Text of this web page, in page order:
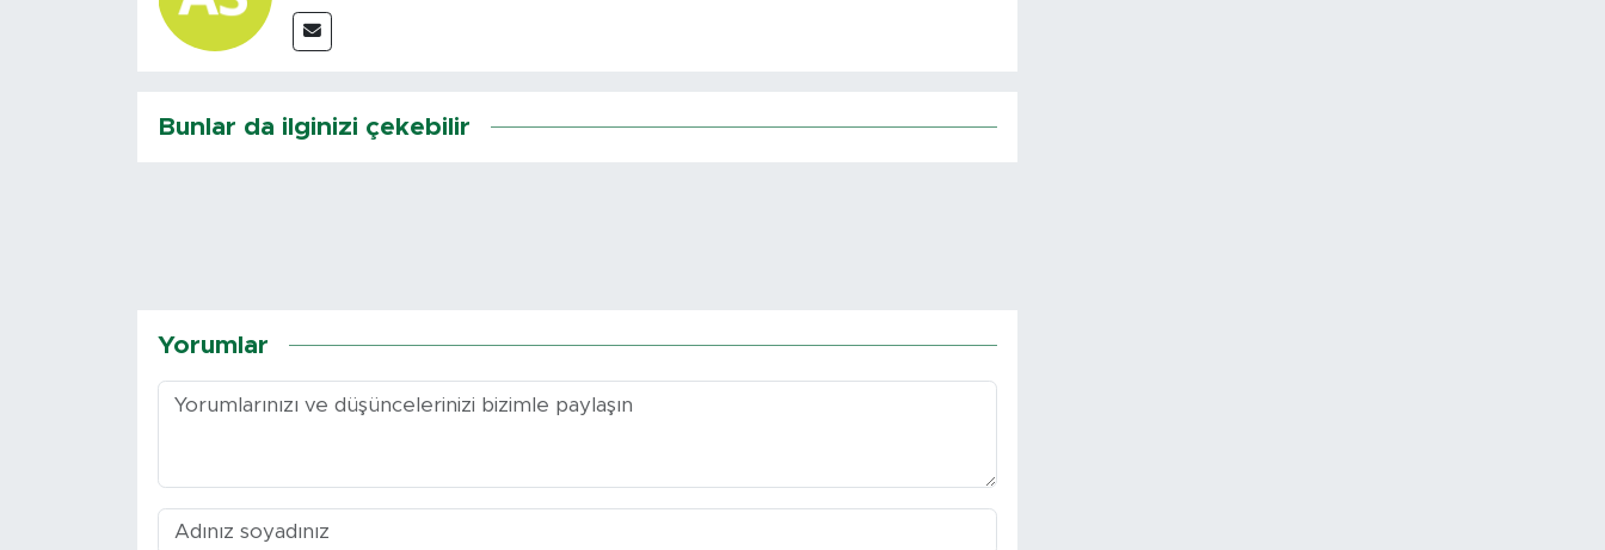
Bunlar da ilginizi çekebilir
Yorumlar